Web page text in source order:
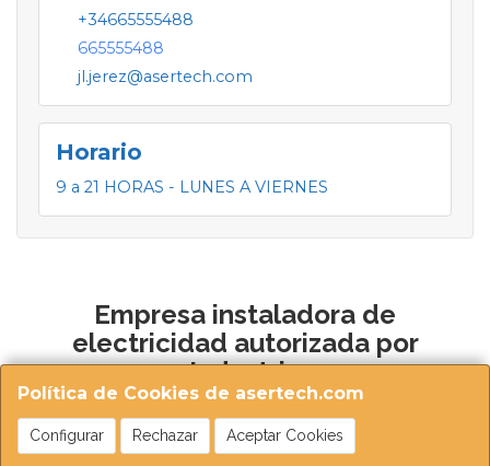
Política de Cookies de asertech.com
Configurar Rechazar Aceptar Cookies
+34665555488
665555488
jl.jerez@asertech.com
Horario
9 a 21 HORAS - LUNES A VIERNES
Empresa instaladora de
electricidad autorizada por
Industria